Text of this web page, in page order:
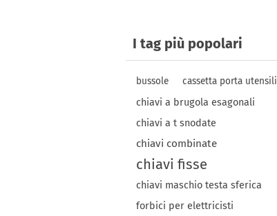
I tag più popolari
bussole cassetta porta utensili
chiavi a brugola esagonali
chiavi a t snodate
chiavi combinate
chiavi fisse
chiavi maschio testa sferica
forbici per elettricisti